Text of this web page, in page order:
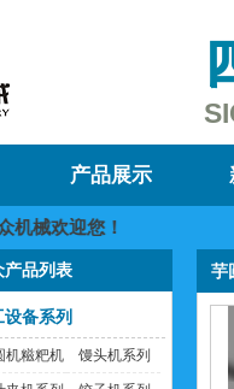
产品展示
机械欢迎您！
产品列表
备系列
机糍粑机
馒头机系列
芋